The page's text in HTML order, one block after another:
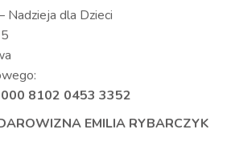
Nadzieja dla Dzieci
8102 0453 3352
EMILIA RYBARCZYK